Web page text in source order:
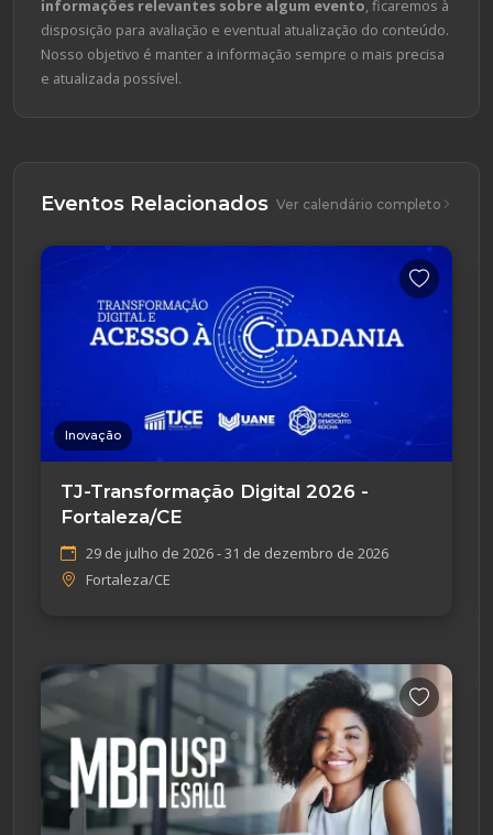
informações relevantes sobre algum evento, ficaremos à
disposição para avaliação e eventual atualização do conteúdo.
Nosso objetivo é manter a informação sempre o mais precisa
e atualizada possível.
Eventos Relacionados Ver calendário completo
Inovação
TJ-Transformação Digital 2026 -
Fortaleza/CE
29 de julho de 2026 - 31 de dezembro de 2026
Fortaleza/CE